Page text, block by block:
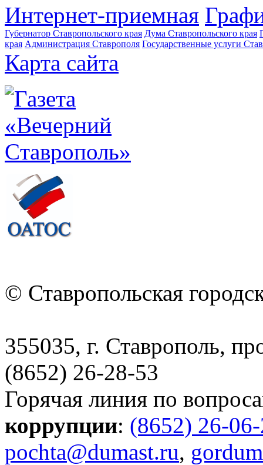
Интернет-приемная
Губернатор Ставропольского края Дума Ставропольского края
края Администрация Ставрополя Государственные услуги
Карта сайта
© Ставропольская
355035, г. Ставрополь,
(8652) 26-28-53
Горячая линия по
коррупции: (8652) 26-
pochta@dumast.ru,